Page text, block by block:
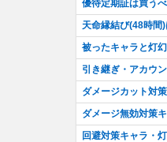
優待定期証は買う
天命縁結び(48時間
被ったキャラと灯
引き継ぎ・アカウ
ダメージカット対
ダメージ無効対策
回避対策キャラ・